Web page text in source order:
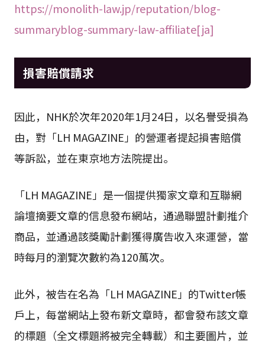
https://monolith-law.jp/reputation/blog-
summaryblog-summary-law-affiliate[ja]
損害賠償請求
因此，NHK於次年2020年1月24日，以名譽受損為
由，對「LH MAGAZINE」的營運者提起損害賠償
等訴訟，並在東京地方法院提出。
「LH MAGAZINE」是一個提供獨家文章和互聯網
論壇摘要文章的信息發布網站，通過聯盟計劃推介
商品，並通過該獎勵計劃獲得廣告收入來運營，當
時每月的瀏覽次數約為120萬次。
此外，被告在名為「LH MAGAZINE」的Twitter帳
戶上，每當網站上發布新文章時，都會發布該文章
的標題（全文標題將被完全轉載）和主要圖片，並